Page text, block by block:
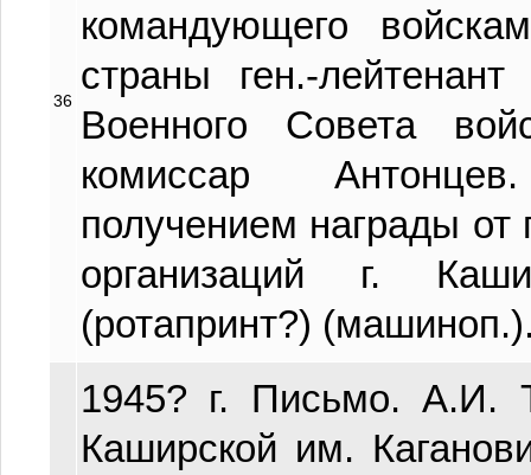
36
командующего
страны ген.-
Военного Совета
комиссар
получением награды от
организаций г.
(ротапринт?)
1945? г. Письмо. А.И.
Каширской им.